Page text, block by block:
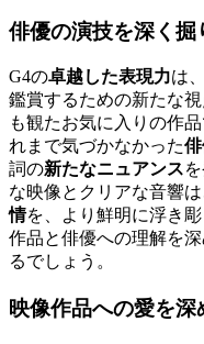
俳優の演技を深く掘
G4の卓越した表現力は
鑑賞するための新たな
も観たお気に入りの作
れまで気づかなかった
詞の新たなニュアンス
な映像とクリアな音響
情を、より鮮明に浮き
作品と俳優への理解を深
るでしょう。
映像作品への愛を